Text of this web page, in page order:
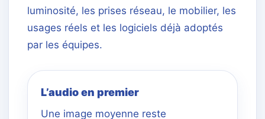
luminosité, les prises réseau, le mobilier, les
usages réels et les logiciels déjà adoptés
par les équipes.
L’audio en premier
Une image moyenne reste